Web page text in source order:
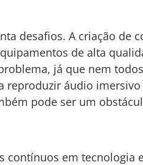
desafios. A criação de
de alta
já que nem
áudio
pode ser um
em tecnologia